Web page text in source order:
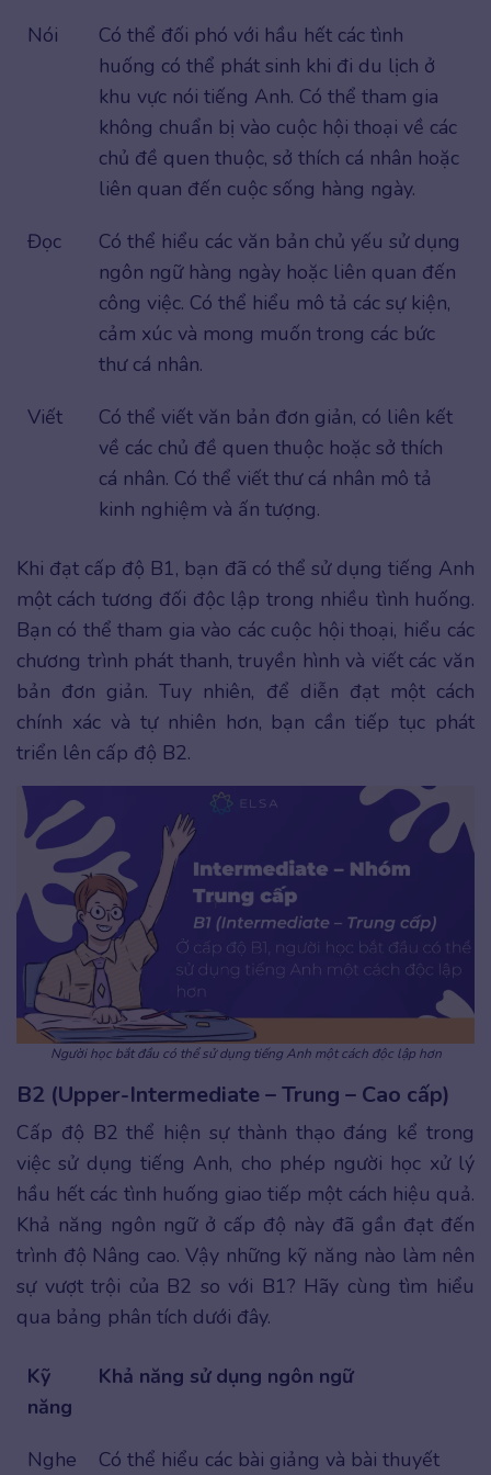
Nói
Có thể đối phó với hầu hết các tình
huống có thể phát sinh khi đi du lịch ở
khu vực nói tiếng Anh. Có thể tham gia
không chuẩn bị vào cuộc hội thoại về các
chủ đề quen thuộc, sở thích cá nhân hoặc
liên quan đến cuộc sống hàng ngày.
Đọc
Có thể hiểu các văn bản chủ yếu sử dụng
ngôn ngữ hàng ngày hoặc liên quan đến
công việc. Có thể hiểu mô tả các sự kiện,
cảm xúc và mong muốn trong các bức
thư cá nhân.
Viết
Có thể viết văn bản đơn giản, có liên kết
về các chủ đề quen thuộc hoặc sở thích
cá nhân. Có thể viết thư cá nhân mô tả
kinh nghiệm và ấn tượng.
Khi đạt cấp độ B1, bạn đã có thể sử dụng tiếng Anh
một cách tương đối độc lập trong nhiều tình huống.
Bạn có thể tham gia vào các cuộc hội thoại, hiểu các
chương trình phát thanh, truyền hình và viết các văn
bản đơn giản. Tuy nhiên, để diễn đạt một cách
chính xác và tự nhiên hơn, bạn cần tiếp tục phát
triển lên cấp độ B2.
Người học bắt đầu có thể sử dụng tiếng Anh một cách độc lập hơn
B2 (Upper-Intermediate – Trung – Cao cấp)
Cấp độ B2 thể hiện sự thành thạo đáng kể trong
việc sử dụng tiếng Anh, cho phép người học xử lý
hầu hết các tình huống giao tiếp một cách hiệu quả.
Khả năng ngôn ngữ ở cấp độ này đã gần đạt đến
trình độ Nâng cao. Vậy những kỹ năng nào làm nên
sự vượt trội của B2 so với B1? Hãy cùng tìm hiểu
qua bảng phân tích dưới đây.
Kỹ
năng
Khả năng sử dụng ngôn ngữ
Nghe
Có thể hiểu các bài giảng và bài thuyết